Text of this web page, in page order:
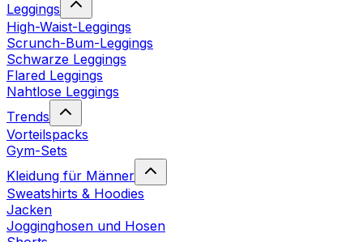
Leggings
High-Waist-Leggings
Scrunch-Bum-Leggings
Schwarze Leggings
Flared Leggings
Nahtlose Leggings
Trends
Vorteilspacks
Gym-Sets
Kleidung für Männer
Sweatshirts & Hoodies
Jacken
Jogginghosen und Hosen